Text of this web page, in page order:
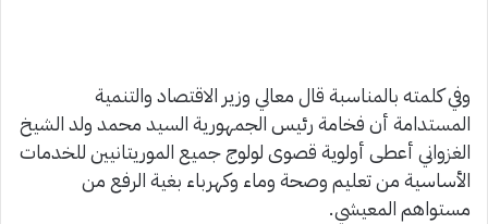
وفي كلمته بالمناسبة قال معالي وزير الاقتصاد والتنمية
المستدامة أن فخامة رئيس الجمهورية السيد محمد ولد الشيخ
الغزواني أعطى أولوية قصوى لولوج جميع الموريتانيين للخدمات
الأساسية من تعليم وصحة وماء وكهرباء بغية الرفع من
مستواهم المعيشي.